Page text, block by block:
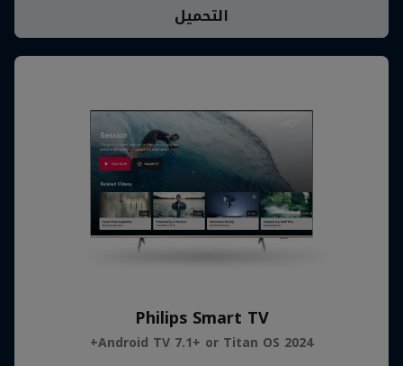
التحميل
Philips Smart TV
Android TV 7.1+ or Titan OS 2024+